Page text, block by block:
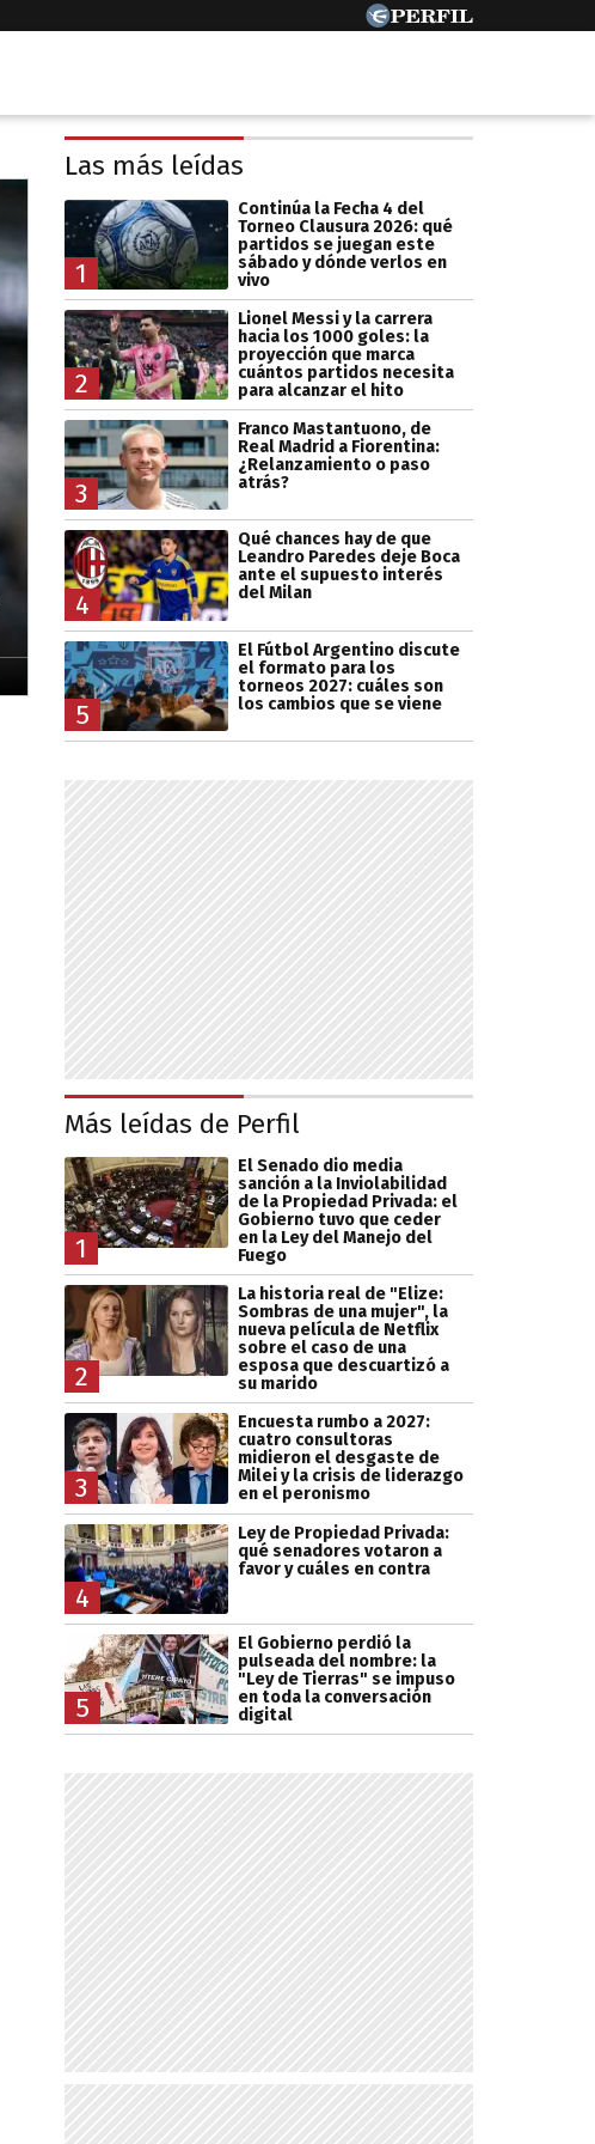
Las más leídas
1
Continúa la Fecha 4 del
Torneo Clausura 2026: qué
partidos se juegan este
sábado y dónde verlos en
vivo
2
Lionel Messi y la carrera
hacia los 1000 goles: la
proyección que marca
cuántos partidos necesita
para alcanzar el hito
3
Franco Mastantuono, de
Real Madrid a Fiorentina:
¿Relanzamiento o paso
atrás?
4
Qué chances hay de que
Leandro Paredes deje Boca
ante el supuesto interés
del Milan
5
El Fútbol Argentino discute
el formato para los
torneos 2027: cuáles son
los cambios que se viene
Más leídas de Perfil
1
El Senado dio media
sanción a la Inviolabilidad
de la Propiedad Privada: el
Gobierno tuvo que ceder
en la Ley del Manejo del
Fuego
2
La historia real de "Elize:
Sombras de una mujer", la
nueva película de Netflix
sobre el caso de una
esposa que descuartizó a
su marido
3
Encuesta rumbo a 2027:
cuatro consultoras
midieron el desgaste de
Milei y la crisis de liderazgo
en el peronismo
4
Ley de Propiedad Privada:
qué senadores votaron a
favor y cuáles en contra
5
El Gobierno perdió la
pulseada del nombre: la
"Ley de Tierras" se impuso
en toda la conversación
digital